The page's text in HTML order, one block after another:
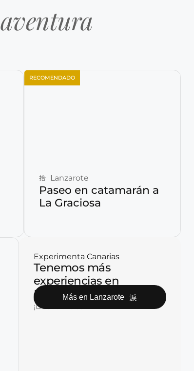
aventura
RECOMENDADO
Lanzarote
Paseo en catamarán a
La Graciosa
Experimenta Canarias
Tenemos más
experiencias en
Lanzarote
¡Descúbrelas!
Más en Lanzarote